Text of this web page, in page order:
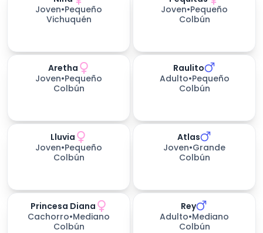
Joven•Pequeño
Vichuquén
Joven•Pequeño
Colbún
Aretha
Joven•Pequeño
Colbún
Raulito
Adulto•Pequeño
Colbún
Lluvia
Joven•Pequeño
Colbún
Atlas
Joven•Grande
Colbún
Princesa Diana
Cachorro•Mediano
Colbún
días esperando
Rey
Adulto•Mediano
Colbún